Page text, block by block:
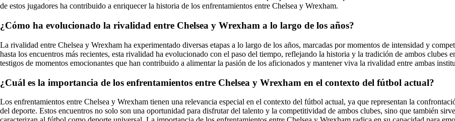
de estos jugadores ha contribuido a enriquecer la historia de los enfrentamientos entre Chelsea y Wrexham.
¿Cómo ha evolucionado la rivalidad entre Chelsea y Wrexham a lo largo de los años?
La rivalidad entre Chelsea y Wrexham ha experimentado diversas etapas a lo largo de los años, marcadas por momentos de intensidad y
hasta los encuentros más recientes, esta rivalidad ha evolucionado con el paso del tiempo, reflejando la historia y la tradición de ambos
testigos de momentos emocionantes que han contribuido a alimentar la pasión de los aficionados y mantener viva la rivalidad entre ambas
¿Cuál es la importancia de los enfrentamientos entre Chelsea y Wrexham en el contexto del fútbol actual?
Los enfrentamientos entre Chelsea y Wrexham tienen una relevancia especial en el contexto del fútbol actual, ya que representan la
del deporte. Estos encuentros no solo son una oportunidad para disfrutar del talento y la competitividad de ambos clubes, sino que también